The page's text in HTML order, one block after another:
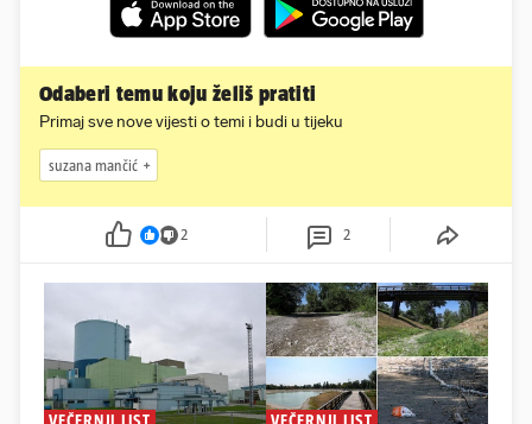
Odaberi temu koju želiš pratiti
Primaj sve nove vijesti o temi i budi u tijeku
suzana mančić
2 2